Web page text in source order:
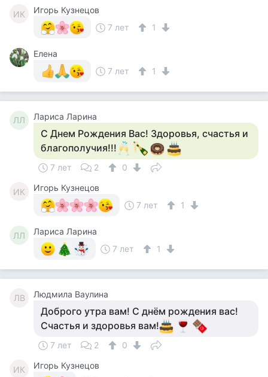
ИК
Игорь Кузнецов
7 лет
1
Елена
7 лет
1
ЛЛ Лариса Ларина
С Днем Рождения Вас! Здоровья, счастья и
благополучия!!!
7 лет 2 0
ИК
Игорь Кузнецов
7 лет
1
ЛЛ
Лариса Ларина
7 лет
1
ЛВ Людмила Ваулина
Доброго утра вам! С днём рождения вас!
Счастья и здоровья вам!
7 лет 2 0
ИК
Игорь Кузнецов